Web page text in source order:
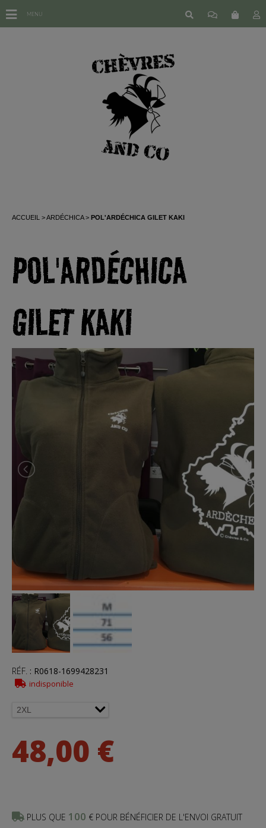
ACCUEIL ARDÉCHICA POL'ARDÉCHICA GILET KAKI
POL'ARDÉCHICA
GILET KAKI
RÉF. : R0618-1699428231
indisponible
48,00 €
PLUS QUE 100 € POUR BÉNÉFICIER DE L'ENVOI GRATUIT
MENU